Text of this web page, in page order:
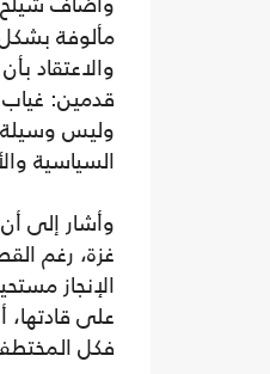
مألوفة
والاعتقاد
قدمين: غياب
وليس
السياسية
وأشار إلى
غزة، رغم
الإنجاز
على
فكل